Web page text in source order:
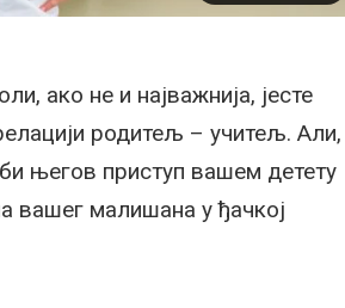
ако не и најважнија, јесте
родитељ – учитељ. Али,
његов приступ вашем детету
вашег малишана у ђачкој